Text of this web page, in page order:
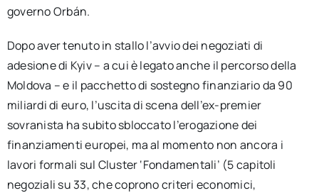
governo Orbán.
Dopo aver tenuto in stallo l’avvio dei negoziati di
adesione di Kyiv – a cui è legato anche il percorso della
Moldova – e il pacchetto di sostegno finanziario da 90
miliardi di euro, l’uscita di scena dell’ex-premier
sovranista ha subito sbloccato l’erogazione dei
finanziamenti europei, ma al momento non ancora i
lavori formali sul Cluster ‘Fondamentali’ (5 capitoli
negoziali su 33, che coprono criteri economici,